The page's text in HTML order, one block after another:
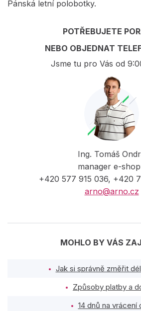
Pánská letní polobotky.
POTŘEBUJETE
NEBO OBJEDNAT
Jsme tu pro Vás od
Ing. Tomáš
manager e-
+420 577 915 036, +420
arno@arno.cz
MOHLO BY VÁS
Jak si správně změřit
Způsoby platby a
14 dnů na vrácení